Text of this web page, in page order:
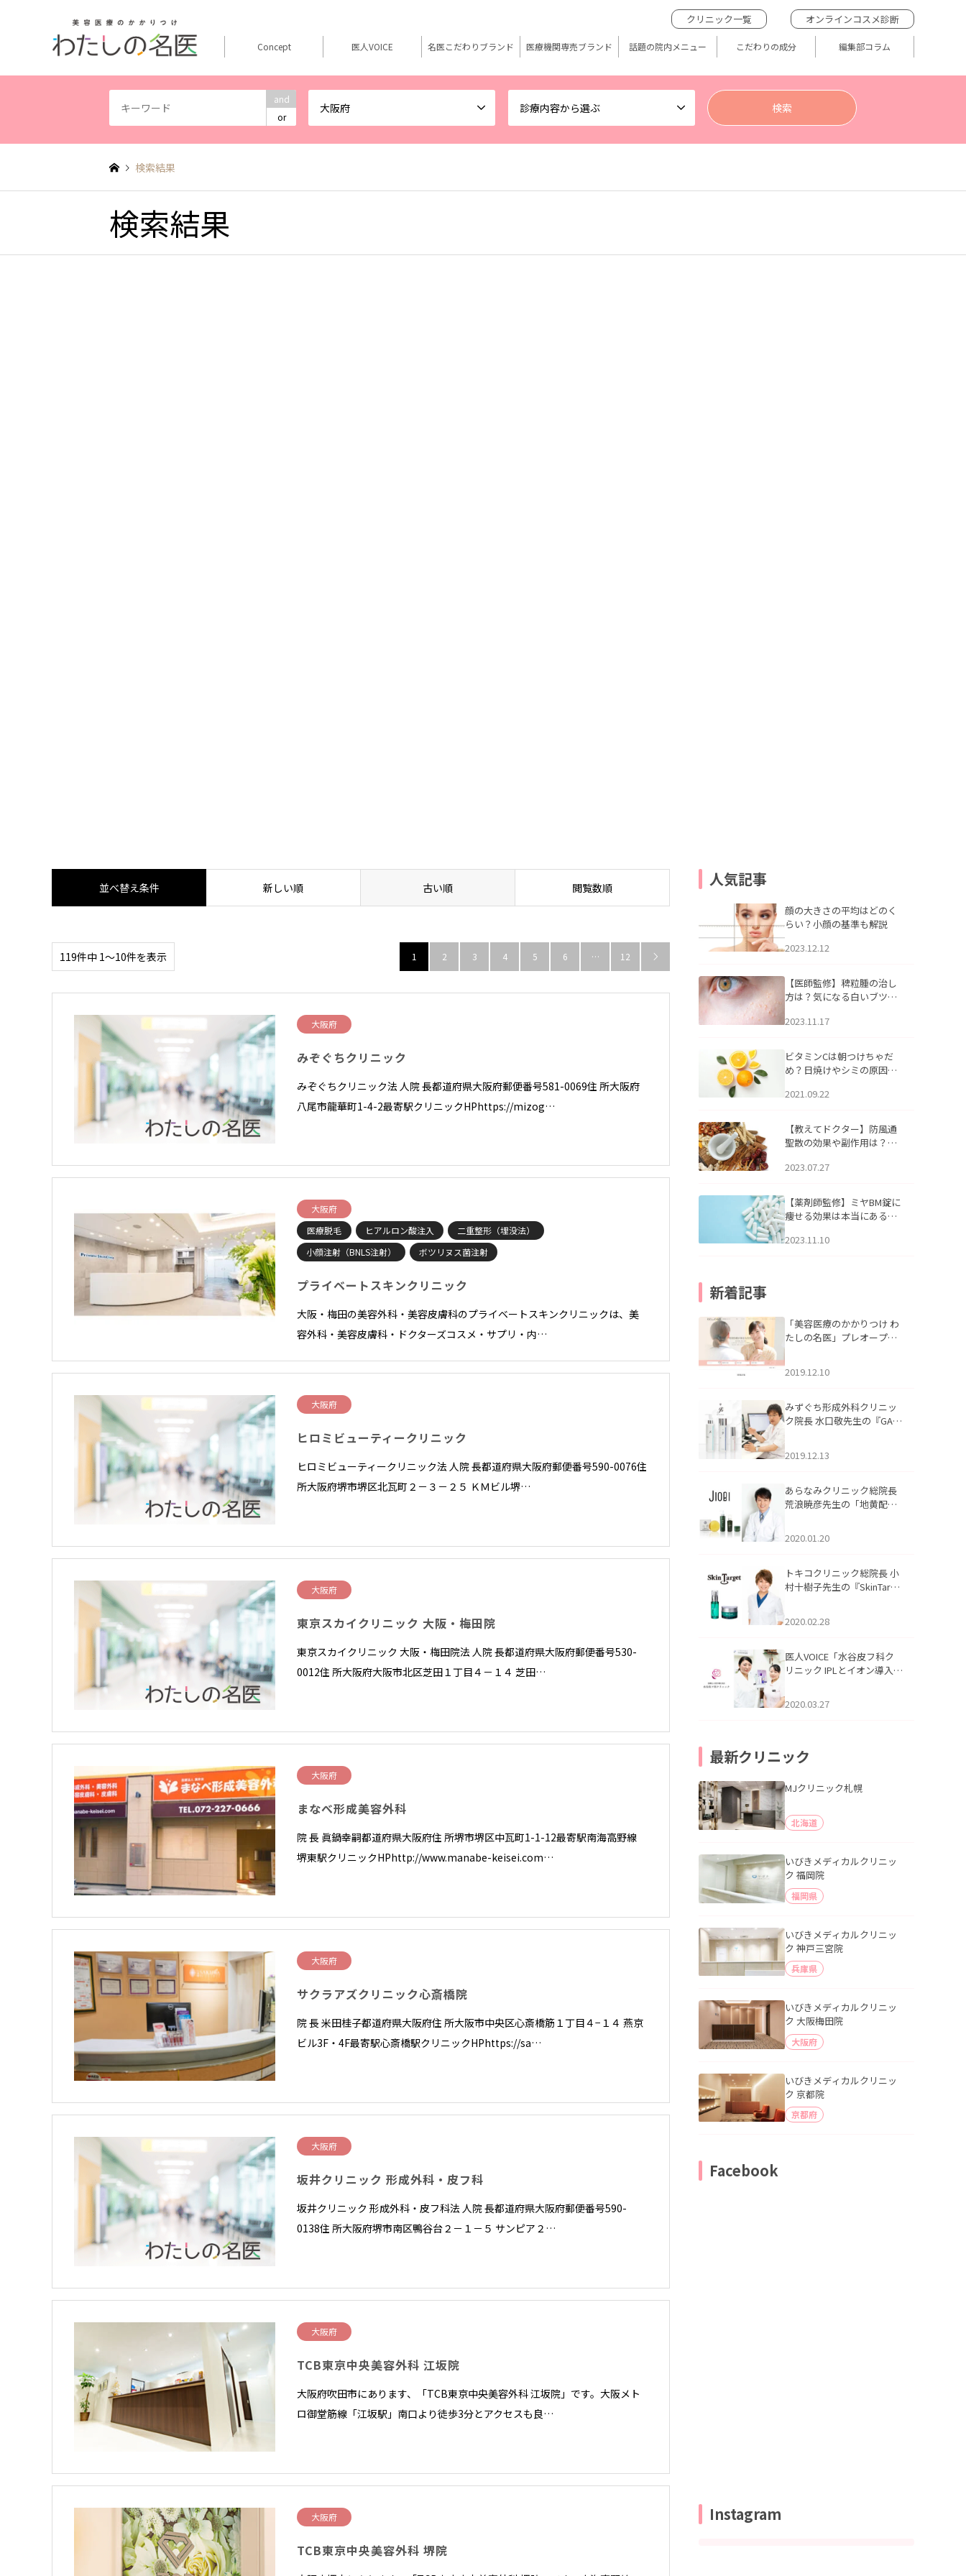
and
or
大阪府 診療内容から選ぶ
クリニック一覧 オンラインコスメ診断
Concept 医人VOICE 名医こだわりブランド 医療機関専売ブランド 話題の院内メニュー こだわりの成分 編集部コラム
検索結果
検索結果
並べ替え条件 新しい順 古い順 閲覧数順
119件中 1〜10件を表示 1 2 3 4 5 6 … 12 
大阪府
みぞぐちクリニック
みぞぐちクリニック法 人院 長都道府県大阪府郵便番号581-0069住 所大阪府
八尾市龍華町1-4-2最寄駅クリニックHPhttps://mizog…
大阪府
医療脱毛
ヒアルロン酸注入
二重整形（埋没法）
小顔注射（BNLS注射）
ボツリヌス菌注射
プライベートスキンクリニック
大阪・梅田の美容外科・美容皮膚科のプライベートスキンクリニックは、美
容外科・美容皮膚科・ドクターズコスメ・サプリ・内…
大阪府
ヒロミビューティークリニック
ヒロミビューティークリニック法 人院 長都道府県大阪府郵便番号590-0076住
所大阪府堺市堺区北瓦町２－３－２５ ＫＭビル堺…
大阪府
東京スカイクリニック 大阪・梅田院
東京スカイクリニック 大阪・梅田院法 人院 長都道府県大阪府郵便番号530-
0012住 所大阪府大阪市北区芝田１丁目４－１４ 芝田…
大阪府
まなべ形成美容外科
院 長 眞鍋幸嗣都道府県大阪府住 所堺市堺区中瓦町1-1-12最寄駅南海高野線
堺東駅クリニックHPhttp://www.manabe-keisei.com…
大阪府
サクラアズクリニック心斎橋院
院 長 米田桂子都道府県大阪府住 所大阪市中央区心斎橋筋１丁目４−１４ 燕京
ビル3F・4F最寄駅心斎橋駅クリニックHPhttps://sa…
大阪府
坂井クリニック 形成外科・皮フ科
坂井クリニック 形成外科・皮フ科法 人院 長都道府県大阪府郵便番号590-
0138住 所大阪府堺市南区鴨谷台２－１－５ サンピア２…
大阪府
TCB東京中央美容外科 江坂院
大阪府吹田市にあります、「TCB東京中央美容外科 江坂院」です。大阪メト
ロ御堂筋線「江坂駅」南口より徒歩3分とアクセスも良…
大阪府
TCB東京中央美容外科 堺院
人気記事
顔の大きさの平均はどのく
らい？小顔の基準も解説
2023.12.12
【医師監修】稗粒腫の治し
方は？気になる白いブツブ
アについて
2023.11.17
ビタミンCは朝つけちゃだ
め？日焼けやシミの原因に
2021.09.22
【教えてドクター】防風通
聖散の効果や副作用は？長
2023.07.27
【薬剤師監修】ミヤBM錠に
痩せる効果は本当にある
2023.11.10
新着記事
「美容医療のかかりつけ わ
たしの名医」プレオープン
2019.12.10
みずぐち形成外科クリニッ
ク院長 水口敬先生の『GAU
ました。
2019.12.13
あらなみクリニック総院長
荒浪暁彦先生の「地黄配合
2020.01.20
トキコクリニック総院長 小
村十樹子先生の『SkinTarge
2020.02.28
医人VOICE「水谷皮フ科ク
リニック IPLとイオン導入を
2020.03.27
最新クリニック
MJクリニック札幌
北海道
いびきメディカルクリニッ
ク 福岡院
福岡県
いびきメディカルクリニッ
ク 神戸三宮院
兵庫県
いびきメディカルクリニッ
ク 大阪梅田院
大阪府
いびきメディカルクリニッ
ク 京都院
京都府
Facebook
Instagram